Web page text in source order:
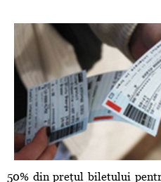
50% din preţul biletului